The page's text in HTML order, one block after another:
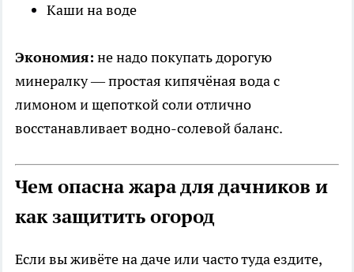
Каши на воде
Экономия: не надо покупать дорогую
минералку — простая кипячёная вода с
лимоном и щепоткой соли отлично
восстанавливает водно-солевой баланс.
Чем опасна жара для дачников и
как защитить огород
Если вы живёте на даче или часто туда ездите,